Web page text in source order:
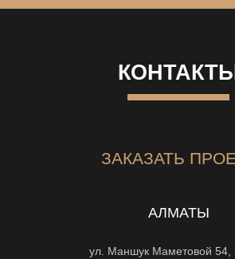
ЗАКАЗАТЬ
АЛМАТЫ
ул. Маншук Маметовой 54,